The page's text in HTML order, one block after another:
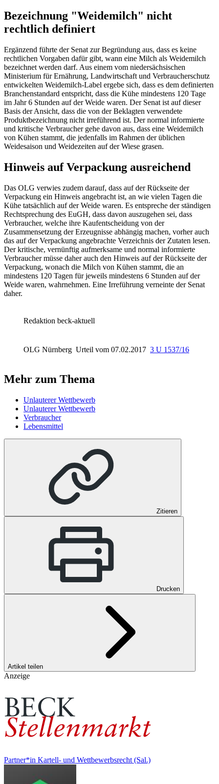
Bezeichnung "Weidemilch" nicht
rechtlich definiert
Ergänzend führte der Senat zur Begründung aus, dass es keine
rechtlichen Vorgaben dafür gibt, wann eine Milch als Weidemilch
bezeichnet werden darf. Aus einem vom niedersächsischen
Ministerium für Ernährung, Landwirtschaft und Verbraucherschutz
entwickelten Weidemilch-Label ergebe sich, dass es dem definierten
Branchenstandard entspricht, dass die Kühe mindestens 120 Tage
im Jahr 6 Stunden auf der Weide waren. Der Senat ist auf dieser
Basis der Ansicht, dass die von der Beklagten verwendete
Produktbezeichnung nicht irreführend ist. Der normal informierte
und kritische Verbraucher gehe davon aus, dass eine Weidemilch
von Kühen stammt, die jedenfalls im Rahmen der üblichen
Weidesaison und Weidezeiten auf der Wiese grasen.
Hinweis auf Verpackung ausreichend
Das OLG verwies zudem darauf, dass auf der Rückseite der
Verpackung ein Hinweis angebracht ist, an wie vielen Tagen die
Kühe tatsächlich auf der Weide waren. Es entspreche der ständigen
Rechtsprechung des EuGH, dass davon auszugehen sei, dass
Verbraucher, welche ihre Kaufentscheidung von der
Zusammensetzung der Erzeugnisse abhängig machen, vorher auch
das auf der Verpackung angebrachte Verzeichnis der Zutaten lesen.
Der kritische, vernünftig aufmerksame und normal informierte
Verbraucher müsse daher auch den Hinweis auf der Rückseite der
Verpackung, wonach die Milch von Kühen stammt, die an
mindestens 120 Tagen für jeweils mindestens 6 Stunden auf der
Weide waren, wahrnehmen. Eine Irreführung verneinte der Senat
daher.
Redaktion beck-aktuell
OLG Nürnberg Urteil vom 07.02.2017 3 U 1537/16
Mehr zum Thema
Unlauterer Wettbewerb
Unlauterer Wettbewerb
Verbraucher
Lebensmittel
Zitieren
Drucken
Artikel teilen
Anzeige
Partner*in Kartell- und Wettbewerbsrecht (Sal.)